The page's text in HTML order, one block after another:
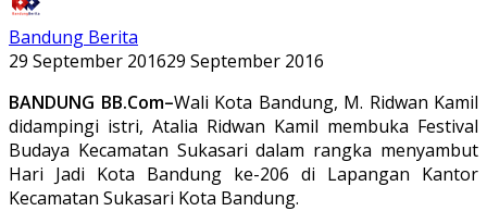
Bandung Berita
29 September 201629 September 2016
BANDUNG BB.Com–Wali Kota Bandung, M. Ridwan Kamil
didampingi istri, Atalia Ridwan Kamil membuka Festival
Budaya Kecamatan Sukasari dalam rangka menyambut
Hari Jadi Kota Bandung ke-206 di Lapangan Kantor
Kecamatan Sukasari Kota Bandung.